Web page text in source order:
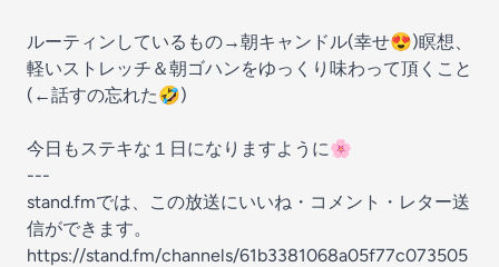
ルーティンしているもの→朝キャンドル(幸せ😍)瞑想、
軽いストレッチ＆朝ゴハンをゆっくり味わって頂くこと
(←話すの忘れた🤣)
今日もステキな１日になりますように🌸
---
stand.fmでは、この放送にいいね・コメント・レター送
信ができます。
https://stand.fm/channels/61b3381068a05f77c073505